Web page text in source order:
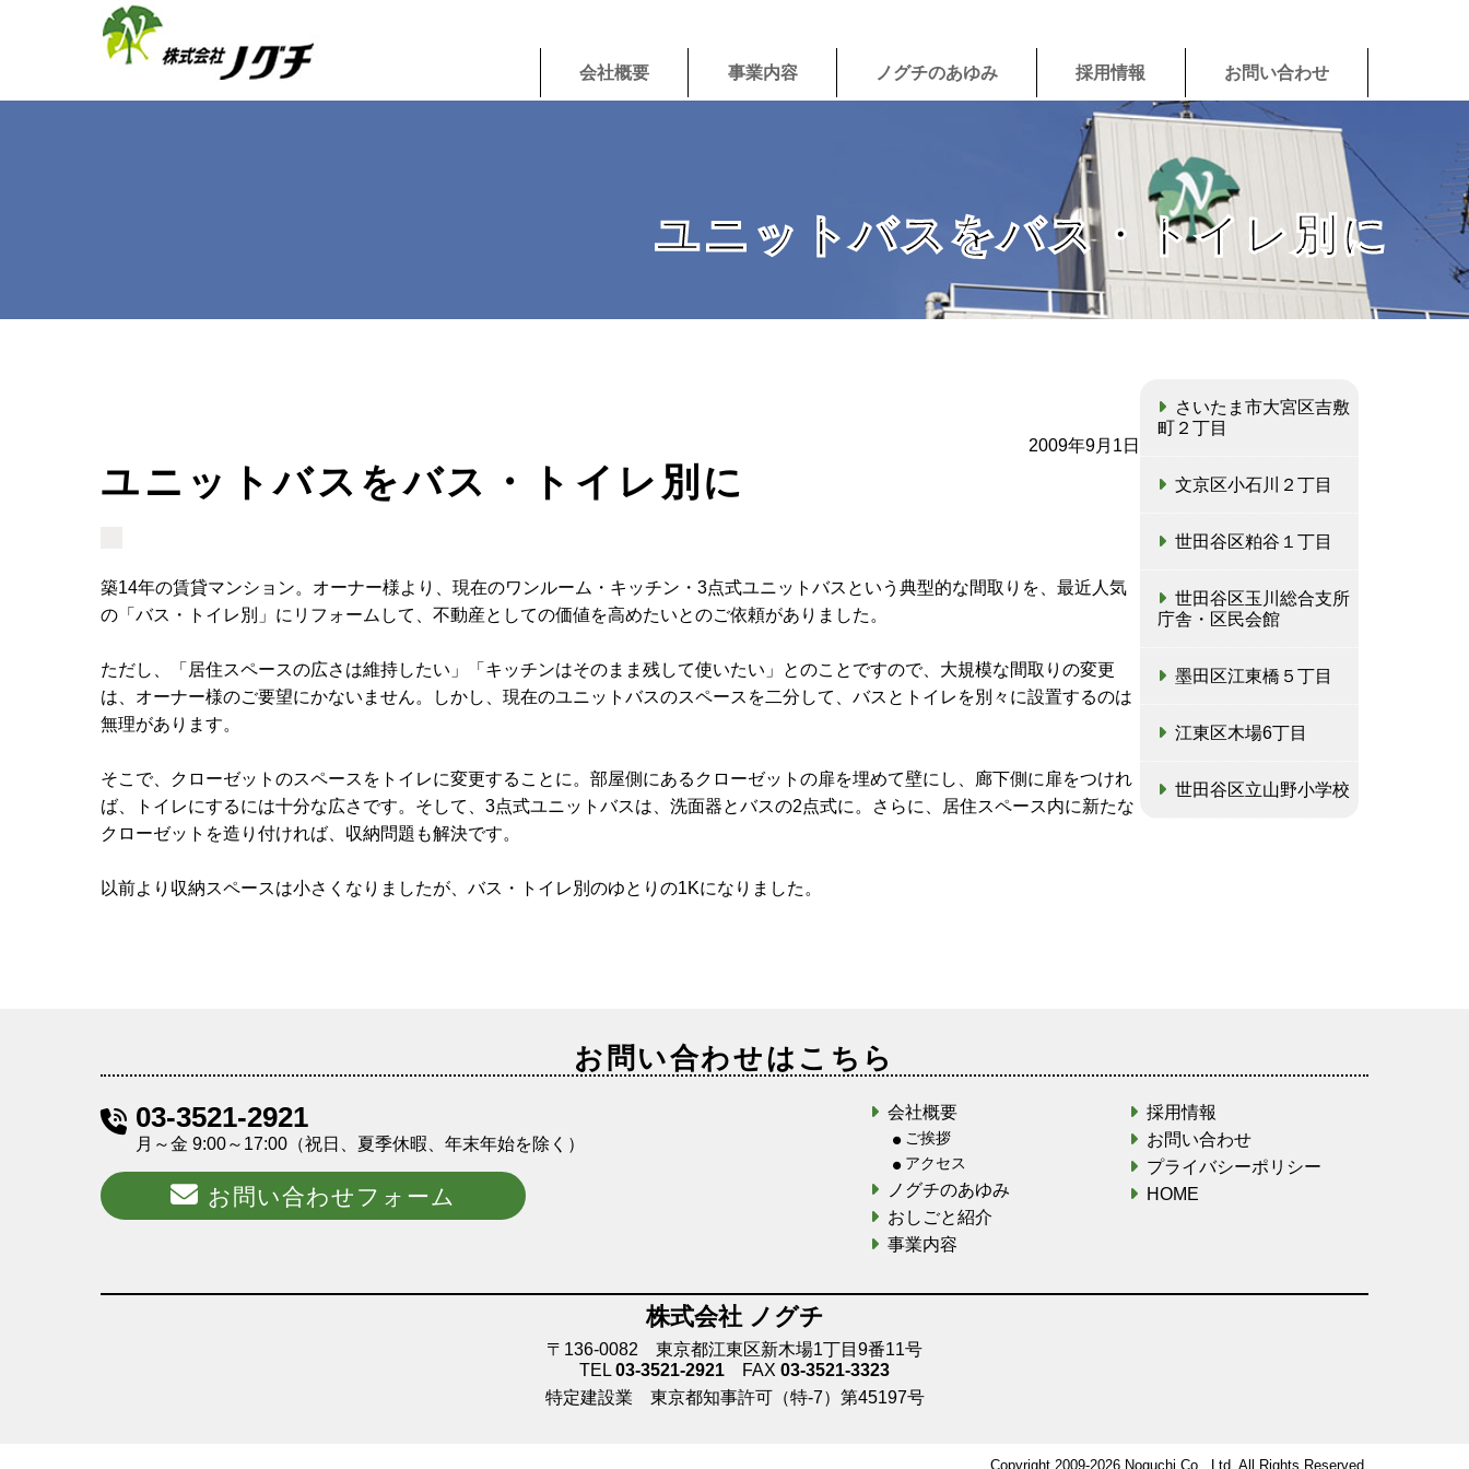
会社概要 事業内容 ノグチのあゆみ 採用情報 お問い合わせ
ユニットバスをバス・トイレ別に
さいたま市大宮区吉敷
町２丁目
文京区小石川２丁目
世田谷区粕谷１丁目
世田谷区玉川総合支所
庁舎・区民会館
墨田区江東橋５丁目
江東区木場6丁目
世田谷区立山野小学校
2009年9月1日
ユニットバスをバス・トイレ別に
築14年の賃貸マンション。オーナー様より、現在のワンルーム・キッチン・3点式ユニットバスという典型的な間取りを、最近人気
の「バス・トイレ別」にリフォームして、不動産としての価値を高めたいとのご依頼がありました。
ただし、「居住スペースの広さは維持したい」「キッチンはそのまま残して使いたい」とのことですので、大規模な間取りの変更
は、オーナー様のご要望にかないません。しかし、現在のユニットバスのスペースを二分して、バスとトイレを別々に設置するのは
無理があります。
そこで、クローゼットのスペースをトイレに変更することに。部屋側にあるクローゼットの扉を埋めて壁にし、廊下側に扉をつけれ
ば、トイレにするには十分な広さです。そして、3点式ユニットバスは、洗面器とバスの2点式に。さらに、居住スペース内に新たな
クローゼットを造り付ければ、収納問題も解決です。
以前より収納スペースは小さくなりましたが、バス・トイレ別のゆとりの1Kになりました。
お問い合わせはこちら
03-3521-2921
月～金 9:00～17:00（祝日、夏季休暇、年末年始を除く）
お問い合わせフォーム
会社概要
ご挨拶
アクセス
ノグチのあゆみ
おしごと紹介
事業内容
採用情報
お問い合わせ
プライバシーポリシー
HOME
株式会社 ノグチ
〒136-0082 東京都江東区新木場1丁目9番11号
TEL 03-3521-2921 FAX 03-3521-3323
特定建設業 東京都知事許可（特-7）第45197号
Copyright 2009-2026 Noguchi Co., Ltd. All Rights Reserved.